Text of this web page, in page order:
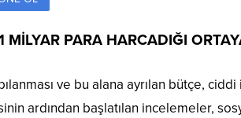
PARA HARCADIĞI
ve bu alana ayrılan bütçe,
ardından başlatılan incelemeler,